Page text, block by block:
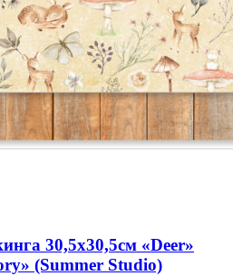
30,5х30,5см «Deer»
(Summer Studio)